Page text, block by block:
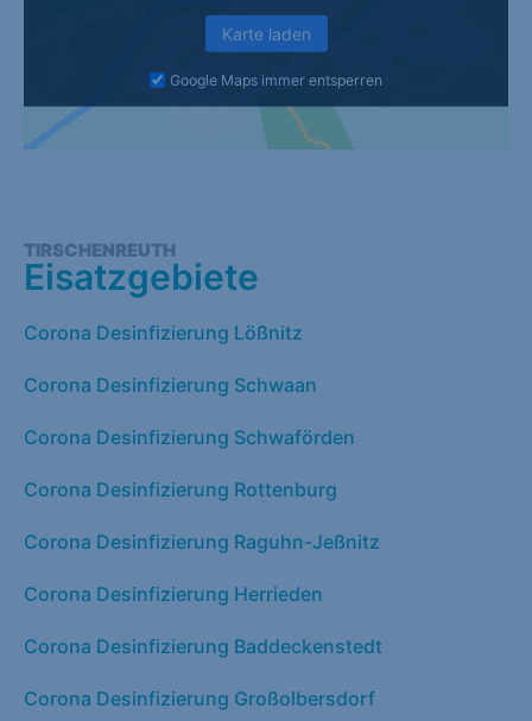
Karte laden
Google Maps immer entsperren
TIRSCHENREUTH
Eisatzgebiete
Corona Desinfizierung Lößnitz
Corona Desinfizierung Schwaan
Corona Desinfizierung Schwaförden
Corona Desinfizierung Rottenburg
Corona Desinfizierung Raguhn-Jeßnitz
Corona Desinfizierung Herrieden
Corona Desinfizierung Baddeckenstedt
Corona Desinfizierung Großolbersdorf